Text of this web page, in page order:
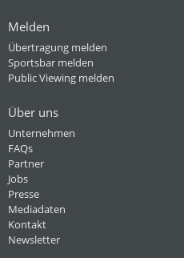
Melden
Übertragung melden
Sportsbar melden
Public Viewing melden
Über uns
Unternehmen
FAQs
Partner
Jobs
Presse
Mediadaten
Kontakt
Newsletter